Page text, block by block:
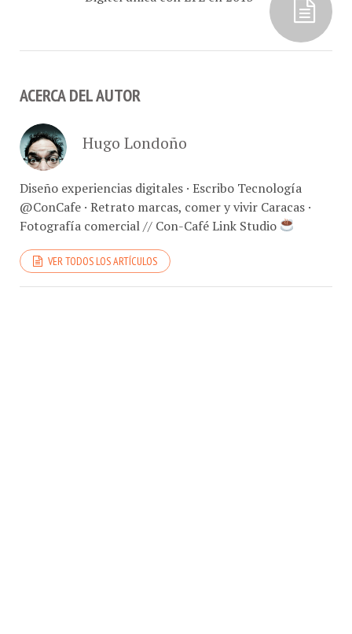
Diseño experiencias digitales · Escribo Tecnología
@ConCafe · Retrato marcas, comer y vivir Caracas ·
Fotografía comercial // Con-Café Link Studio
VER TODOS LOS ARTÍCULOS